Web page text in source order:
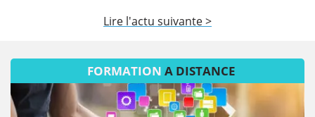
Lire l'actu suivante >
FORMATION A DISTANCE